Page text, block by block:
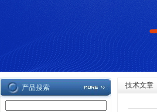
产品搜索
技术文章